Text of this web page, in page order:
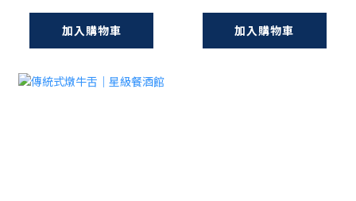
加入購物車 加入購物車